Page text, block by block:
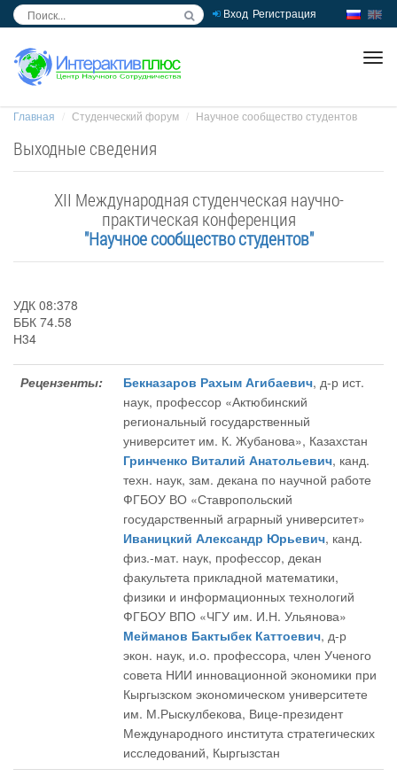
Вход Регистрация
Главная Студенческий форум Научное сообщество студентов
Выходные сведения
XII Международная студенческая научно-
практическая конференция
"Научное сообщество студентов"
УДК 08:378
ББК 74.58
Н34
Рецензенты: Бекназаров Рахым Агибаевич, д-р ист.
наук, профессор «Актюбинский
региональный государственный
университет им. К. Жубанова», Казахстан
Гринченко Виталий Анатольевич, канд.
техн. наук, зам. декана по научной работе
ФГБОУ ВО «Ставропольский
государственный аграрный университет»
Иваницкий Александр Юрьевич, канд.
физ.-мат. наук, профессор, декан
факультета прикладной математики,
физики и информационных технологий
ФГБОУ ВПО «ЧГУ им. И.Н. Ульянова»
Мейманов Бактыбек Каттоевич, д-р
экон. наук, и.о. профессора, член Ученого
совета НИИ инновационной экономики при
Кыргызском экономическом университете
им. М.Рыскулбекова, Вице-президент
Международного института стратегических
исследований, Кыргызстан